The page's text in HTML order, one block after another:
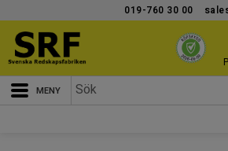
Meny
019-760 30 00